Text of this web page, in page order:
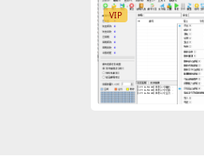
VIP